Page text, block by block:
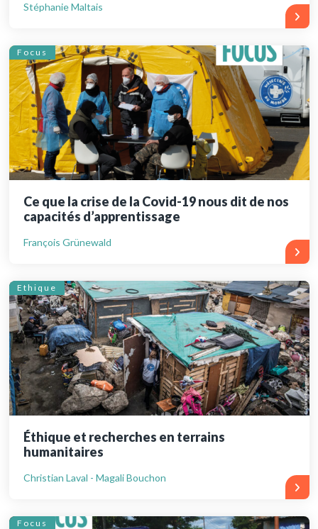
Stéphanie Maltais
Focus
Ce que la crise de la Covid-19 nous dit de nos
capacités d’apprentissage
François Grünewald
Ethique
Éthique et recherches en terrains
humanitaires
Christian Laval - Magali Bouchon
Focus